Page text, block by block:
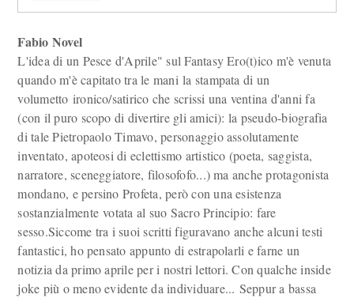
Fabio Novel
L'idea di un Pesce d'Aprile" sul Fantasy Ero(t)ico m'è venuta
quando m'è capitato tra le mani la stampata di un
volumetto ironico/satirico che scrissi una ventina d'anni fa
(con il puro scopo di divertire gli amici): la pseudo-biografia
di tale Pietropaolo Timavo, personaggio assolutamente
inventato, apoteosi di eclettismo artistico (poeta, saggista,
narratore, sceneggiatore, filosofofo...) ma anche protagonista
mondano, e persino Profeta, però con una esistenza
sostanzialmente votata al suo Sacro Principio: fare
sesso.Siccome tra i suoi scritti figuravano anche alcuni testi
fantastici, ho pensato appunto di estrapolarli e farne un
notizia da primo aprile per i nostri lettori. Con qualche inside
joke più o meno evidente da individuare... Seppur a bassa